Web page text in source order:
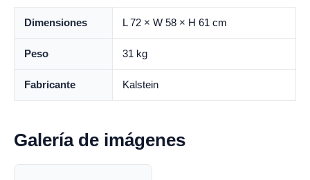
Dimensiones L 72 × W 58 × H 61 cm
Peso 31 kg
Fabricante Kalstein
Galería de imágenes